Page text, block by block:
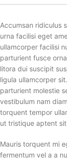
Accumsan ridiculus
urna facilisi eget
ullamcorper facilisi
parturient fusce
litora dui suscipit
ligula ullamcorper
parturient molestie
vestibulum nam
torquent tempor
ut tristique aptent
Mauris torquent mi
fermentum vel a a